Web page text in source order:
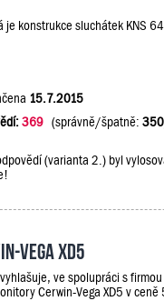
je konstrukce sluchátek KNS
15.7.2015
369 (správně/špatně: 350
(varianta 2.) byl
Vega XD5
ve spolupráci s firmou
Cerwin-Vega XD5 v ceně